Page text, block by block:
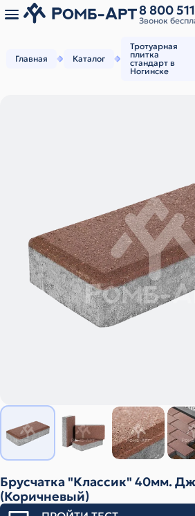
8 800
Звонок
Главная Каталог
Тротуарная
плитка
стандарт в
Ногинске
Брусчатка "Классик" 40мм.
(Коричневый)